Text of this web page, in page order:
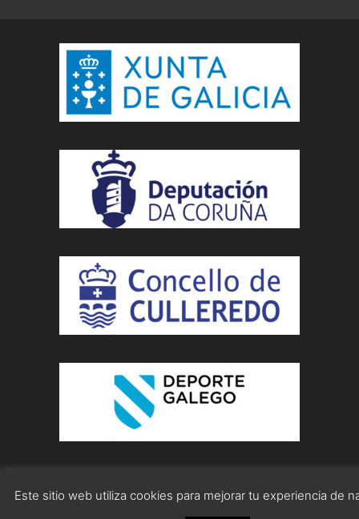
Este sitio web utiliza cookies para mejorar tu experiencia de